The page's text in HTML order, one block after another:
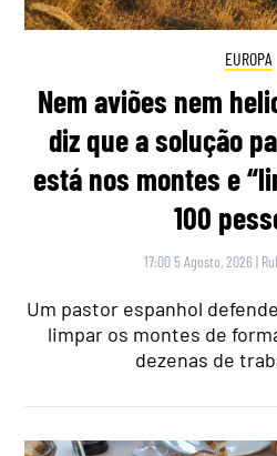
EUROPA
Nem aviões nem
diz que a solução
está nos montes e
100
17:00 5 Agosto, 2026 |
Um pastor espanhol
limpar os montes de
dezenas de